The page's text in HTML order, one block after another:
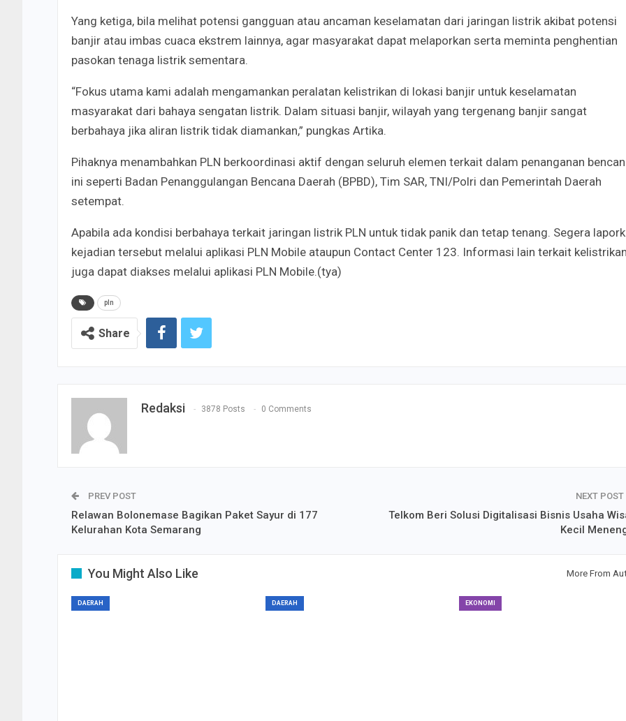
Yang ketiga, bila melihat potensi gangguan atau ancaman keselamatan dari jaringan listrik akibat potensi
banjir atau imbas cuaca ekstrem lainnya, agar masyarakat dapat melaporkan serta meminta penghentian
pasokan tenaga listrik sementara.
“Fokus utama kami adalah mengamankan peralatan kelistrikan di lokasi banjir untuk keselamatan
masyarakat dari bahaya sengatan listrik. Dalam situasi banjir, wilayah yang tergenang banjir sangat
berbahaya jika aliran listrik tidak diamankan,” pungkas Artika.
Pihaknya menambahkan PLN berkoordinasi aktif dengan seluruh elemen terkait dalam penanganan
ini seperti Badan Penanggulangan Bencana Daerah (BPBD), Tim SAR, TNI/Polri dan Pemerintah Daerah
setempat.
Apabila ada kondisi berbahaya terkait jaringan listrik PLN untuk tidak panik dan tetap tenang. Segera
kejadian tersebut melalui aplikasi PLN Mobile ataupun Contact Center 123. Informasi lain terkait
juga dapat diakses melalui aplikasi PLN Mobile.(tya)
pln
Share
Redaksi 3878 Posts 0 Comments
PREV POST
Relawan Bolonemase Bagikan Paket Sayur di 177
Kelurahan Kota Semarang
NEXT POST
Telkom Beri Solusi Digitalisasi Bisnis Usaha
Kecil
You Might Also Like More From
DAERAH DAERAH EKONOMI